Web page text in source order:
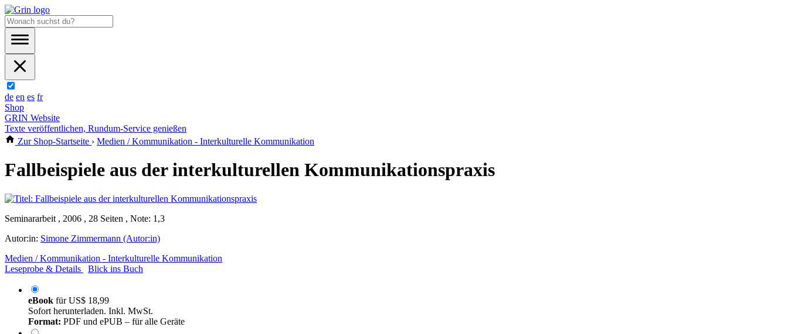
de en es fr
Shop
GRIN Website
Texte veröffentlichen, Rundum-Service genießen
Zur Shop-Startseite › Medien / Kommunikation - Interkulturelle Kommunikation
Fallbeispiele aus der interkulturellen Kommunikationspraxis
Seminararbeit , 2006 , 28 Seiten , Note: 1,3
Autor:in: Simone Zimmermann (Autor:in)
Medien / Kommunikation - Interkulturelle Kommunikation
Leseprobe & Details
Blick ins Buch
eBook fürUS$ 18,99
Sofort herunterladen. Inkl. MwSt.
Format: PDF und ePUB – für alle Geräte